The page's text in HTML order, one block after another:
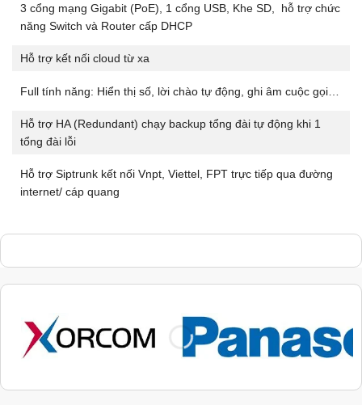
3 cổng mạng Gigabit (PoE), 1 cổng USB, Khe SD, hỗ trợ chức
năng Switch và Router cấp DHCP
Hỗ trợ kết nối cloud từ xa
Full tính năng: Hiển thị số, lời chào tự động, ghi âm cuộc gọi…
Hỗ trợ HA (Redundant) chạy backup tổng đài tự động khi 1
tổng đài lỗi
Hỗ trợ Siptrunk kết nối Vnpt, Viettel, FPT trực tiếp qua đường
internet/ cáp quang